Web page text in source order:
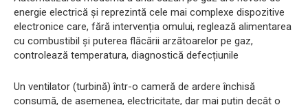
energie electrică și reprezintă cele mai complexe dispozitive
electronice care, fără intervenția omului, reglează alimentarea
cu combustibil și puterea flăcării arzătoarelor pe gaz,
controlează temperatura, diagnostică defecțiunile
Un ventilator (turbină) într-o cameră de ardere închisă
consumă, de asemenea, electricitate, dar mai puțin decât o